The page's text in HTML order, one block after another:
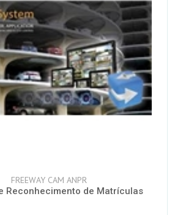
FREEWAY CAM ANPR
Reconhecimento de Matrículas